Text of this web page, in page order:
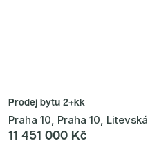
Prodej bytu 2+kk
Praha 10, Praha 10, Litevská
11 451 000 Kč